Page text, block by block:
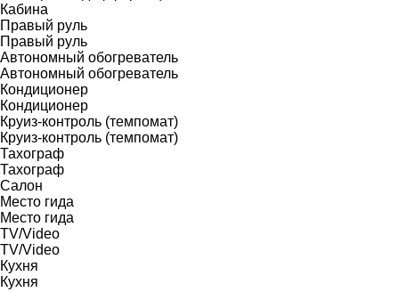
Кабина
Правый руль
Правый руль
Автономный обогреватель
Автономный обогреватель
Кондиционер
Кондиционер
Круиз-контроль (темпомат)
Круиз-контроль (темпомат)
Тахограф
Тахограф
Салон
Место гида
Место гида
TV/Video
TV/Video
Кухня
Кухня